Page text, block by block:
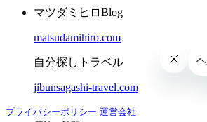
マツダミヒロBlog
matsudamihiro.com
自分探しトラベル
jibunsagashi-travel.com
プライバシーポリシー 運営会社